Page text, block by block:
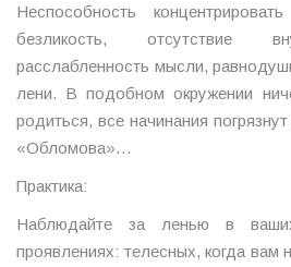
Неспособность
безликость, отсутствие
расслабленность мысли,
лени. В подобном окружении
родиться, все начинания
«Обломова»…
Практика:
Наблюдайте за ленью в
проявлениях: телесных, когда вам